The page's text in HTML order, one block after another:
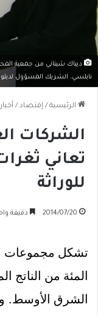
ديباك شيناني من جمعية
نابلسي، الشريك المسؤول
الرئيسية / إقتصاد /
الشركات
تعاني
للوراثة
2014/07/20 دقيقة
تشكل مجموعات
المئة من
الشرق الأوسط.